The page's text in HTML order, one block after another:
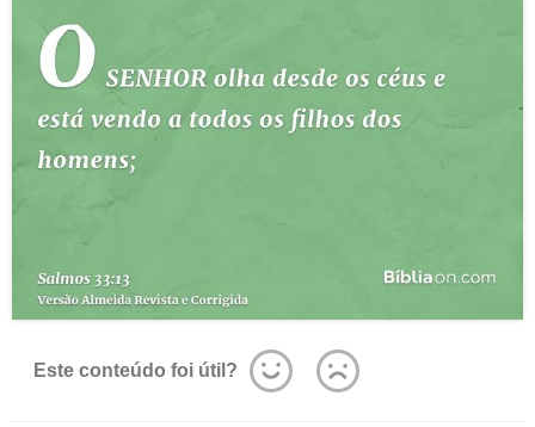
Este conteúdo foi útil?